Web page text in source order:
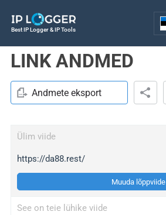
Best IP Logger & IP Tools
LINK ANDMED
Andmete eksport
Ülim viide
https://da88.rest/
Muuda lõppviide
See on teie lühike viide